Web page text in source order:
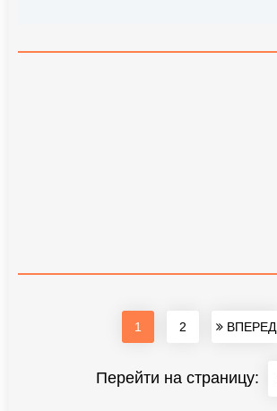
1 2 ВПЕРЕД
Перейти на страницу: